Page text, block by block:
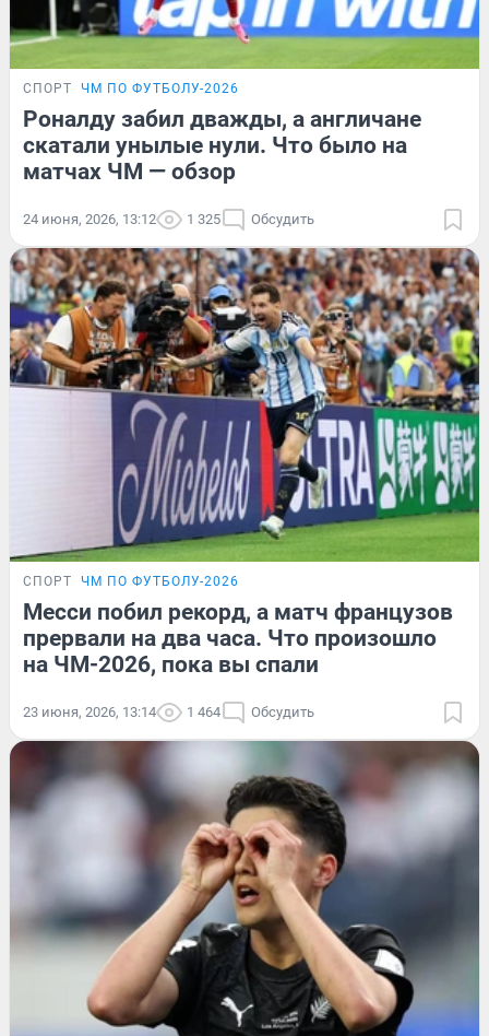
СПОРТ ЧМ ПО ФУТБОЛУ-2026
Роналду забил дважды, а англичане
скатали унылые нули. Что было на
матчах ЧМ — обзор
24 июня, 2026, 13:12 1 325 Обсудить
СПОРТ ЧМ ПО ФУТБОЛУ-2026
Месси побил рекорд, а матч французов
прервали на два часа. Что произошло
на ЧМ-2026, пока вы спали
23 июня, 2026, 13:14 1 464 Обсудить